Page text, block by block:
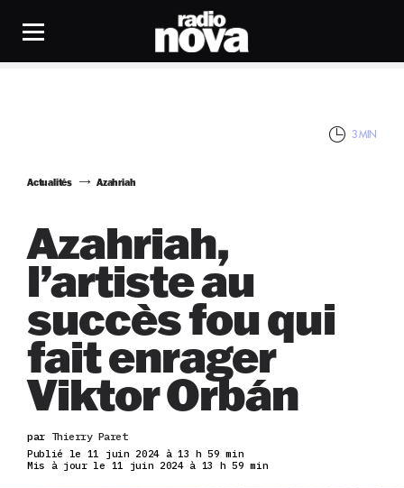
Actualités Azahriah
3 MIN
Azahriah,
l’artiste au
succès fou qui
fait enrager
Viktor Orbán
par Thierry Paret
Publié le 11 juin 2024 à 13 h 59 min
Mis à jour le 11 juin 2024 à 13 h 59 min